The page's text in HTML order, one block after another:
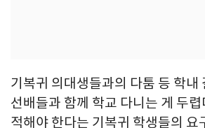
기복귀 의대생들과의 다툼 등 학내
선배들과 함께 학교 다니는 게 두렵
적해야 한다는 기복귀 학생들의 요